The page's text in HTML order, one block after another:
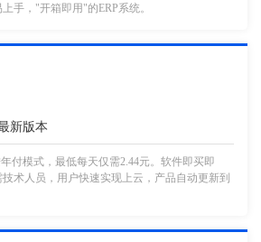
手，"开箱即用"的ERP系统。
新版本
付模式，最低每天仅需2.44元。软件即买即
术人员，用户快速实现上云，产品自动更新到